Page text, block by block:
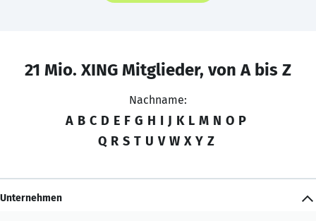
21 Mio. XING Mitglieder, von A bis Z
Nachname:
A B C D E F G H I J K L M N O P
Q R S T U V W X Y Z
Unternehmen